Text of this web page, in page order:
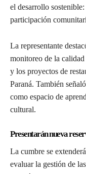
el desarrollo
participación
La representante
monitoreo de la calidad
y los proyectos de
Paraná. También
como espacio de
cultural.
Presentarán nueva
La cumbre se
evaluar la gestión de